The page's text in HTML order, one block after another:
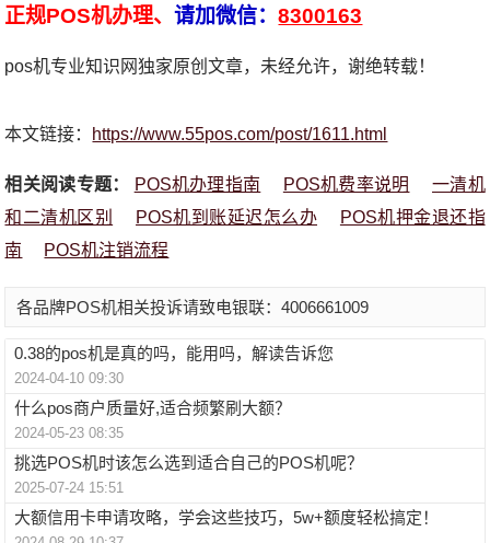
正规POS机办理、请加微信：8300163
pos机专业知识网独家原创文章，未经允许，谢绝转载！
本文链接： https://www.55pos.com/post/1611.html
相关阅读专题： POS机办理指南 POS机费率说明
一清机
和二清机区别
POS机到账延迟怎么办
POS机押金退还指
南
POS机注销流程
各品牌POS机相关投诉请致电银联：4006661009
0.38的pos机是真的吗，能用吗，解读告诉您
2024-04-10 09:30
什么pos商户质量好,适合频繁刷大额？
2024-05-23 08:35
挑选POS机时该怎么选到适合自己的POS机呢？
2025-07-24 15:51
大额信用卡申请攻略，学会这些技巧，5w+额度轻松搞定！